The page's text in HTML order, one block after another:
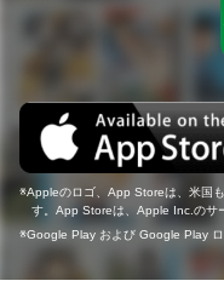
Appleのロゴ、App Storeは、米国
す。App Storeは、Apple Inc.のサ
Google Play および Google Play